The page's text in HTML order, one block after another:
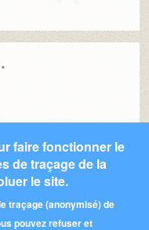
En fait, le verbe
abrégé dont
s'habituer à
faire fonctionner le
de traçage de la
le site.
traçage (anonymisé) de
pouvez refuser et